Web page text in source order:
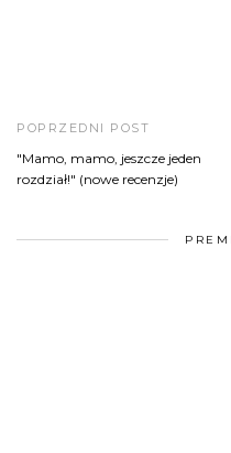
POPRZEDNI POST
"Mamo, mamo, jeszcze jeden
rozdział!" (nowe recenzje)